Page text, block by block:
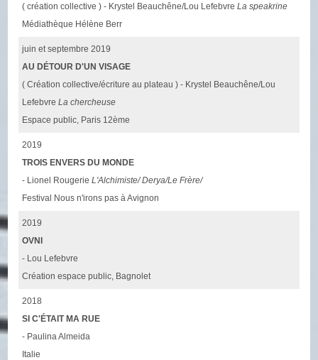
( création collective ) - Krystel Beauchêne/Lou LefebvreLa speakrine
Médiathèque Hélène Berr
juin et septembre 2019
AU DÉTOUR D'UN VISAGE
( Création collective/écriture au plateau ) - Krystel Beauchêne/Lou
LefebvreLa chercheuse
Espace public, Paris 12ème
2019
TROIS ENVERS DU MONDE
- Lionel RougerieL'Alchimiste/ Derya/Le Frère/
Festival Nous n'irons pas à Avignon
2019
OVNI
- Lou Lefebvre
Création espace public, Bagnolet
2018
SI C'ÉTAIT MA RUE
- Paulina Almeida
Italie